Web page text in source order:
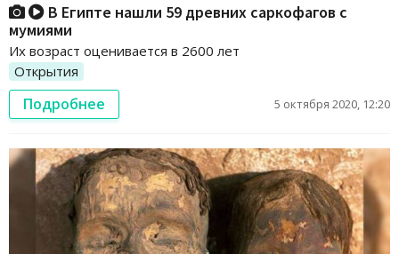
В Египте нашли 59 древних саркофагов с
мумиями
Их возраст оценивается в 2600 лет
Открытия
Подробнее 5 октября 2020, 12:20